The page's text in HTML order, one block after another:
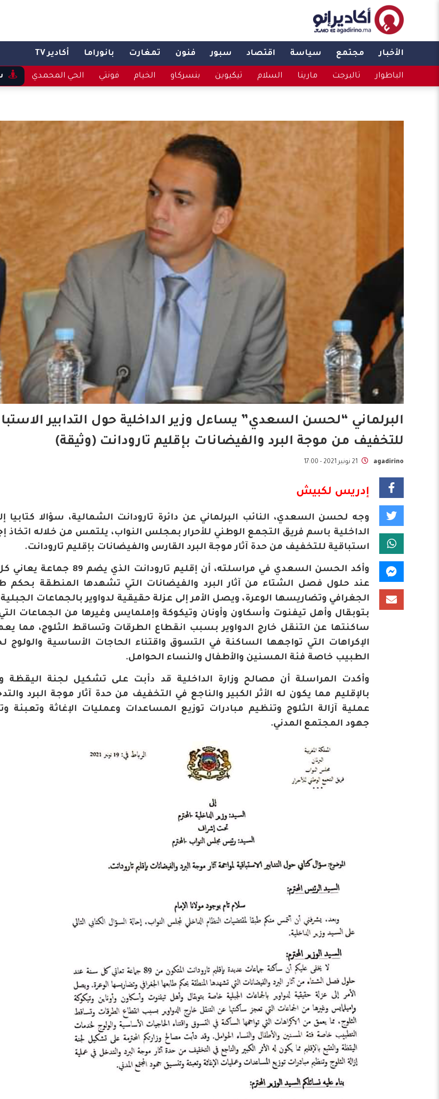
الأخبار مجتمع سياسة اقتصاد سبور فنون تمغارت بانوراما أكادير TV
الباطوار تالبرجت مارينا السلام تيكيوين بنسركاو الخيام فونتي الحي المحمدي
البرلماني “لحسن السعدي” يساءل وزير الداخلية حول التدابير
للتخفيف من موجة البرد والفيضانات بإقليم تارودانت (وثيقة)
agadirino 21 نونبر 2021 - 17:00
إدريس لكبيش
وجه لحسن السعدي، النائب البرلماني عن دائرة تارودانت الشمالية، سؤالا كتابيا
الداخلية باسم فريق التجمع الوطني للأحرار بمجلس النواب، يلتمس من خلاله اتخاذ
استباقية للتخفيف من حدة آثار موجة البرد القارس والفيضانات بإقليم تارودانت.
وأكد الحسن السعدي في مراسلته، أن إقليم تارودانت الذي
عند حلول فصل الشتاء من آثار البرد والفيضانات التي تشهدها المنطقة بحكم
الجغرافي وتضاريسها الوعرة، ويصل الأمر إلى عزلة حقيقية لدواوير بالجماعات
بتوبقال وأهل تيفنوت وأسكاون وأونان وتيكوكة وإملمايس وغيرها من الجماعات
ساكنتها عن التنقل خارج الدواوير بسبب انقطاع الطرقات وتساقط الثلوج، مما
الإكراهات التي تواجهها الساكنة في التسوق واقتناء الحاجات الأساسية والولوج
الطبيب خاصة فئة المسنين والأطفال والنساء الحوامل.
وأكدت المراسلة أن مصالح وزارة الداخلية قد دأبت على تشكيل لجنة اليقظة
بالإقليم مما يكون له الأثر الكبير والناجع في التخفيف من حدة آثار موجة البرد
عملية آزالة الثلوج وتنظيم مبادرات توزيع المساعدات وعمليات الإغاثة وتعبئة
جهود المجتمع المدني.